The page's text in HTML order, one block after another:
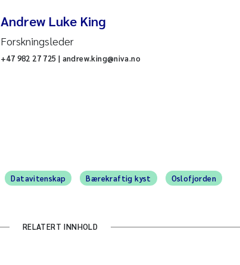
Andrew Luke King
Forskningsleder
+47 982 27 725 | andrew.king@niva.no
Datavitenskap Bærekraftig kyst Oslofjorden
RELATERT INNHOLD